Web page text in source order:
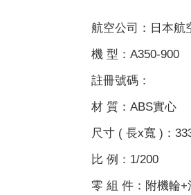
航空公司：日本航
機 型：A350-900
註冊號碼：
材 質：ABS實心
尺寸 ( 長x寬 )：
比 例：1/200
零 組 件：附機輪